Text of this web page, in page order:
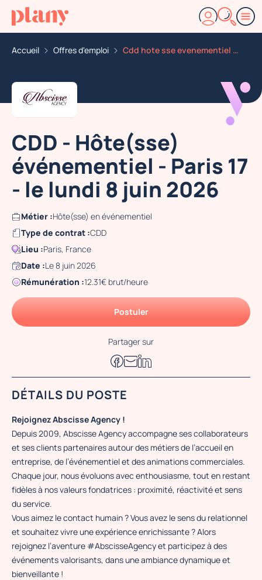
Accueil Offres d'emploi Cdd hote sse evenementiel paris 17 le lundi 8 juin 202
CDD - Hôte(sse)
événementiel - Paris 17
- le lundi 8 juin 2026
Métier :Hôte(sse) en événementiel
Type de contrat :CDD
Lieu :Paris, France
Date :Le 8 juin 2026
Rémunération :12.31€ brut/heure
Postuler
Partager sur
DÉTAILS DU POSTE
Rejoignez Abscisse Agency !
Depuis 2009, Abscisse Agency accompagne ses collaborateurs
et ses clients partenaires autour des métiers de l’accueil en
entreprise, de l’événementiel et des animations commerciales.
Chaque jour, nous évoluons avec enthousiasme, tout en restant
fidèles à nos valeurs fondatrices : proximité, réactivité et sens
du service.
Vous aimez le contact humain ? Vous avez le sens du relationnel
et souhaitez vivre une expérience enrichissante ? Alors
rejoignez l’aventure #AbscisseAgency et participez à des
événements valorisants, dans une ambiance dynamique et
bienveillante !